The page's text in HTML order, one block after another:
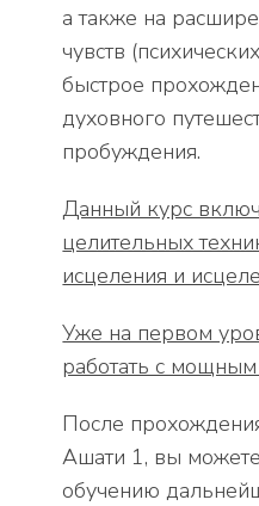
а также на
чувств
быстрое
духовного
пробуждения.
Данный курс
целительных
исцеления и
Уже на первом
работать с
После
Ашати 1, вы
обучению